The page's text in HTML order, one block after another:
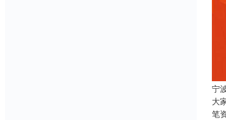
宁
大
笔